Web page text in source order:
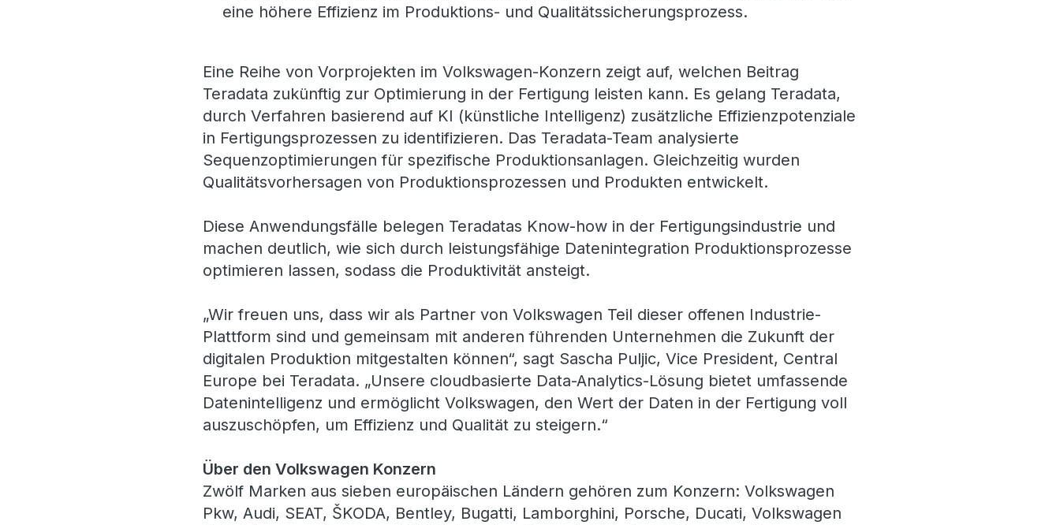
eine höhere Effizienz im Produktions- und Qualitätssicherungsprozess.
Eine Reihe von Vorprojekten im Volkswagen-Konzern zeigt auf, welchen Beitrag
Teradata zukünftig zur Optimierung in der Fertigung leisten kann. Es gelang Teradata,
durch Verfahren basierend auf KI (künstliche Intelligenz) zusätzliche Effizienzpotenziale
in Fertigungsprozessen zu identifizieren. Das Teradata-Team analysierte
Sequenzoptimierungen für spezifische Produktionsanlagen. Gleichzeitig wurden
Qualitätsvorhersagen von Produktionsprozessen und Produkten entwickelt.
Diese Anwendungsfälle belegen Teradatas Know-how in der Fertigungsindustrie und
machen deutlich, wie sich durch leistungsfähige Datenintegration Produktionsprozesse
optimieren lassen, sodass die Produktivität ansteigt.
„Wir freuen uns, dass wir als Partner von Volkswagen Teil dieser offenen Industrie-
Plattform sind und gemeinsam mit anderen führenden Unternehmen die Zukunft der
digitalen Produktion mitgestalten können“, sagt Sascha Puljic, Vice President, Central
Europe bei Teradata. „Unsere cloudbasierte Data-Analytics-Lösung bietet umfassende
Datenintelligenz und ermöglicht Volkswagen, den Wert der Daten in der Fertigung voll
auszuschöpfen, um Effizienz und Qualität zu steigern.“
Über den Volkswagen Konzern
Zwölf Marken aus sieben europäischen Ländern gehören zum Konzern: Volkswagen
Pkw, Audi, SEAT, ŠKODA, Bentley, Bugatti, Lamborghini, Porsche, Ducati, Volkswagen